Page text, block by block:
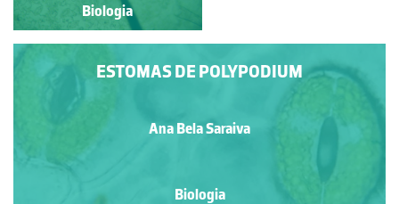
Biologia
Biologia
ESTOMAS DE POLYPODIUM
Ana Bela Saraiva
Biologia